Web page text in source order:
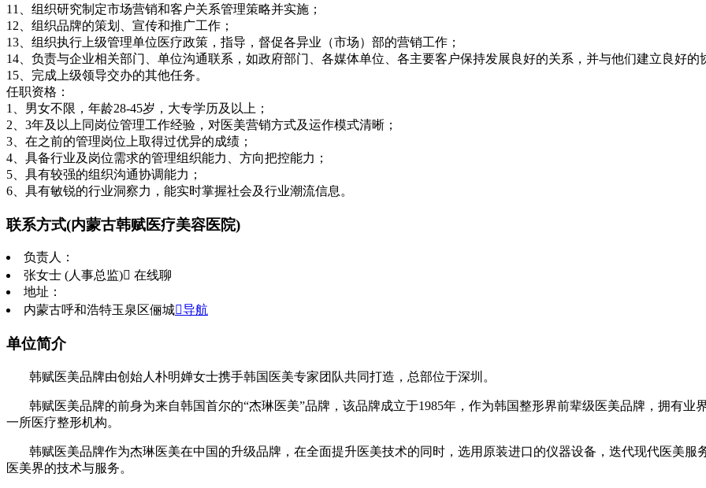
11、组织研究制定市场营销和客户关系管理策略并实施；
12、组织品牌的策划、宣传和推广工作；
13、组织执行上级管理单位医疗政策，指导，督促各异业（市场）部的营销工作；
14、负责与企业相关部门、单位沟通联系，如政府部门、各媒体单位、各主要客户保持发展良好的关系，并与他们建立良好的
15、完成上级领导交办的其他任务。
任职资格：
1、男女不限，年龄28-45岁，大专学历及以上；
2、3年及以上同岗位管理工作经验，对医美营销方式及运作模式清晰；
3、在之前的管理岗位上取得过优异的成绩；
4、具备行业及岗位需求的管理组织能力、方向把控能力；
5、具有较强的组织沟通协调能力；
6、具有敏锐的行业洞察力，能实时掌握社会及行业潮流信息。
联系方式(内蒙古韩赋医疗美容医院)
负责人：
张女士 (人事总监) 在线聊
地址：
内蒙古呼和浩特玉泉区俪城导航
单位简介
韩赋医美品牌由创始人朴明婵女士携手韩国医美专家团队共同打造，总部位于深圳。
韩赋医美品牌的前身为来自韩国首尔的“杰琳医美”品牌，该品牌成立于1985年，作为韩国整形界前辈级医美品牌，拥有
一所医疗整形机构。
韩赋医美品牌作为杰琳医美在中国的升级品牌，在全面提升医美技术的同时，选用原装进口的仪器设备，迭代现代医美
医美界的技术与服务。